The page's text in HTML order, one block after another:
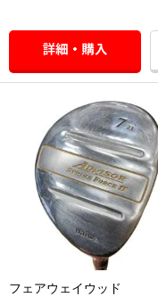
フェアウェイウッド